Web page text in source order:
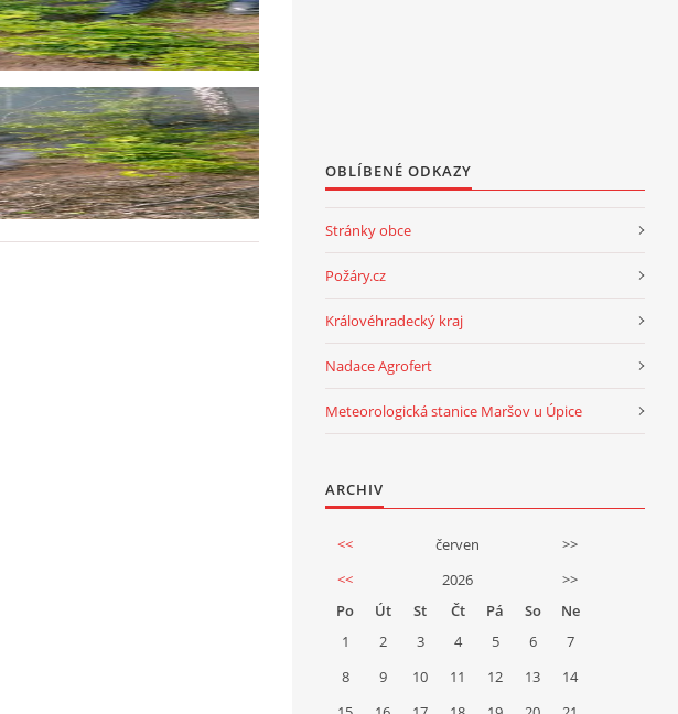
OBLÍBENÉ ODKAZY
Stránky obce
Požáry.cz
Královéhradecký kraj
Nadace Agrofert
Meteorologická stanice Maršov u Úpice
ARCHIV
<< červen
>>
<<
2026
>>
Po
Út St Čt Pá So
Ne
1
2 3 4 5 6
7
8
9 10 11 12 13
14